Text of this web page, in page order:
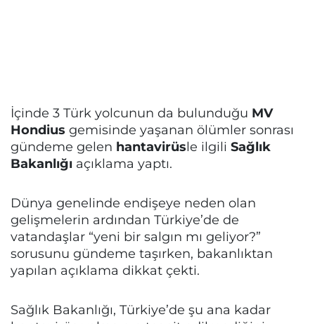
İçinde 3 Türk yolcunun da bulunduğu MV
Hondius gemisinde yaşanan ölümler sonrası
gündeme gelen hantavirüsle ilgili Sağlık
Bakanlığı açıklama yaptı.
Dünya genelinde endişeye neden olan
gelişmelerin ardından Türkiye’de de
vatandaşlar “yeni bir salgın mı geliyor?”
sorusunu gündeme taşırken, bakanlıktan
yapılan açıklama dikkat çekti.
Sağlık Bakanlığı, Türkiye’de şu ana kadar